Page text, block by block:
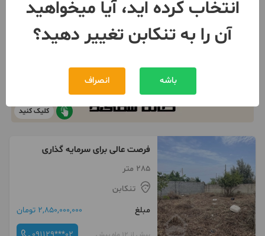
کلیک کنید
فرصت عالی برای سرمایه گذاری
285 متر
تنکابن
مبلغ
2,850,000,000 تومان
انتخاب کرده اید، آیا میخواهید
آن را به تنکابن تغییر دهید؟
باشه انصراف